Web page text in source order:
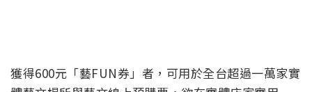
獲得600元「藝FUN券」者，可用於全台超過一萬家實